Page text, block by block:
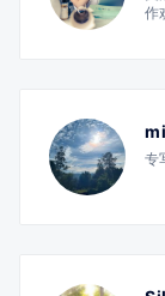
作
专